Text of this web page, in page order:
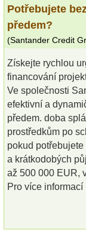
Potřebujete
předem?
(Santander Credit
Získejte rychlou
financování
Ve společnosti
efektivní a
předem. doba
prostředkům po
pokud
a krátkodobých
až 500 000 EUR,
Pro více